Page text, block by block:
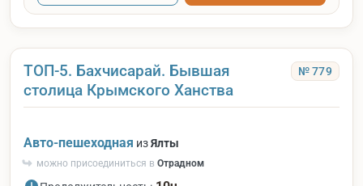
ТОП-5. Бахчисарай. Бывшая
столица Крымского Ханства
№ 779
Авто-пешеходная изЯлты
можно присоединиться в Отрадном